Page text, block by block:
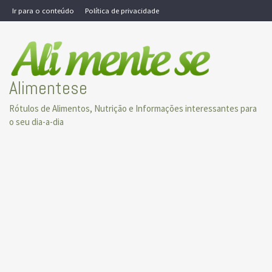
Skip
to
Ir para o conteúdo Política de privacidade
Alimentese
Rótulos de Alimentos, Nutrição e Informações interessantes para
o seu dia-a-dia